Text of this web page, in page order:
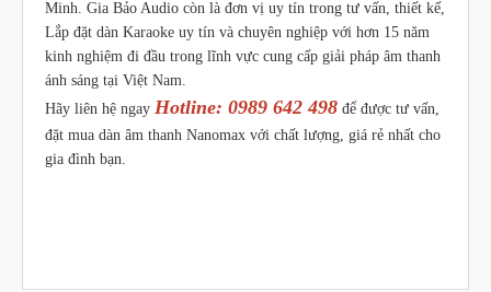
Minh. Gia Bảo Audio còn là đơn vị uy tín trong tư vấn, thiết kế,
Lắp đặt dàn Karaoke uy tín và chuyên nghiệp với hơn 15 năm
kinh nghiệm đi đầu trong lĩnh vực cung cấp giải pháp âm thanh
ánh sáng tại Việt Nam.
Hãy liên hệ ngay Hotline: 0989 642 498 để được tư vấn,
đặt mua dàn âm thanh Nanomax với chất lượng, giá rẻ nhất cho
gia đình bạn.